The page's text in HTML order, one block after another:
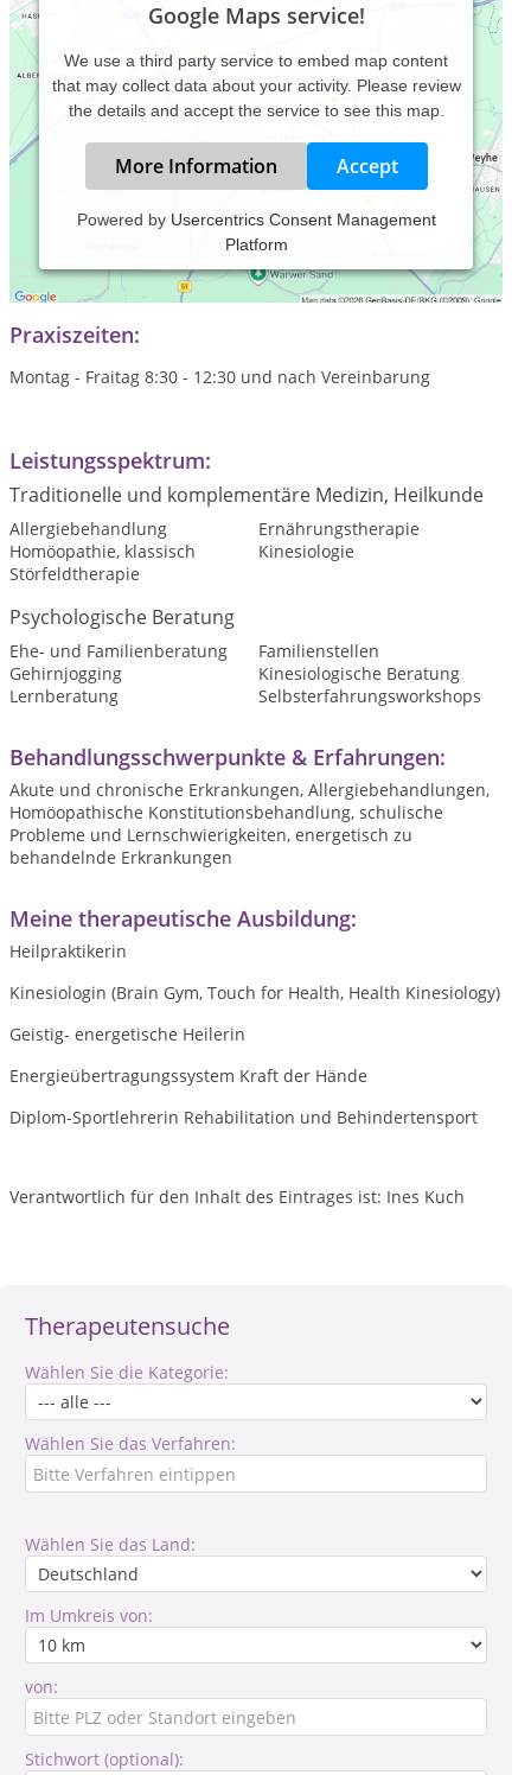
Therapeutensuche
Wählen Sie die Kategorie:
Wählen Sie das Verfahren:
Wählen Sie das Land:
Im Umkreis von:
von:
Stichwort (optional):
Google Maps service!
We use a third party service to embed map content
that may collect data about your activity. Please review
the details and accept the service to see this map.
More Information Accept
Powered by Usercentrics Consent Management
Platform
Heilungsspiralen - die Naturheilpraxis in Oberbayern im
Herzen von Weilheim, Murnau und Penzberg.
Praxiszeiten:
Montag - Fraitag 8:30 - 12:30 und nach Vereinbarung
Leistungsspektrum:
Traditionelle und komplementäre Medizin, Heilkunde
Allergiebehandlung
Ernährungstherapie
Homöopathie, klassisch
Kinesiologie
Störfeldtherapie
Psychologische Beratung
Ehe- und Familienberatung
Familienstellen
Gehirnjogging
Kinesiologische Beratung
Lernberatung
Selbsterfahrungsworkshops
Behandlungsschwerpunkte & Erfahrungen:
Akute und chronische Erkrankungen, Allergiebehandlungen,
Homöopathische Konstitutionsbehandlung, schulische
Probleme und Lernschwierigkeiten, energetisch zu
behandelnde Erkrankungen
Meine therapeutische Ausbildung:
Heilpraktikerin
Kinesiologin (Brain Gym, Touch for Health, Health Kinesiology)
Geistig- energetische Heilerin
Energieübertragungssystem Kraft der Hände
Diplom-Sportlehrerin Rehabilitation und Behindertensport
Verantwortlich für den Inhalt des Eintrages ist: Ines Kuch